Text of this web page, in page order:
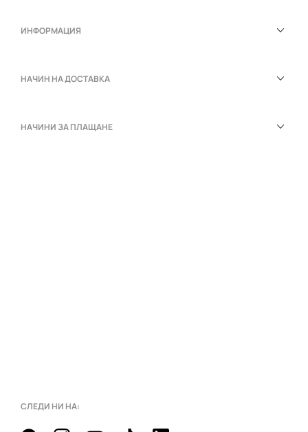
ИНФОРМАЦИЯ
НАЧИН НА ДОСТАВКА
НАЧИНИ ЗА ПЛАЩАНЕ
СЛЕДИ НИ НА: